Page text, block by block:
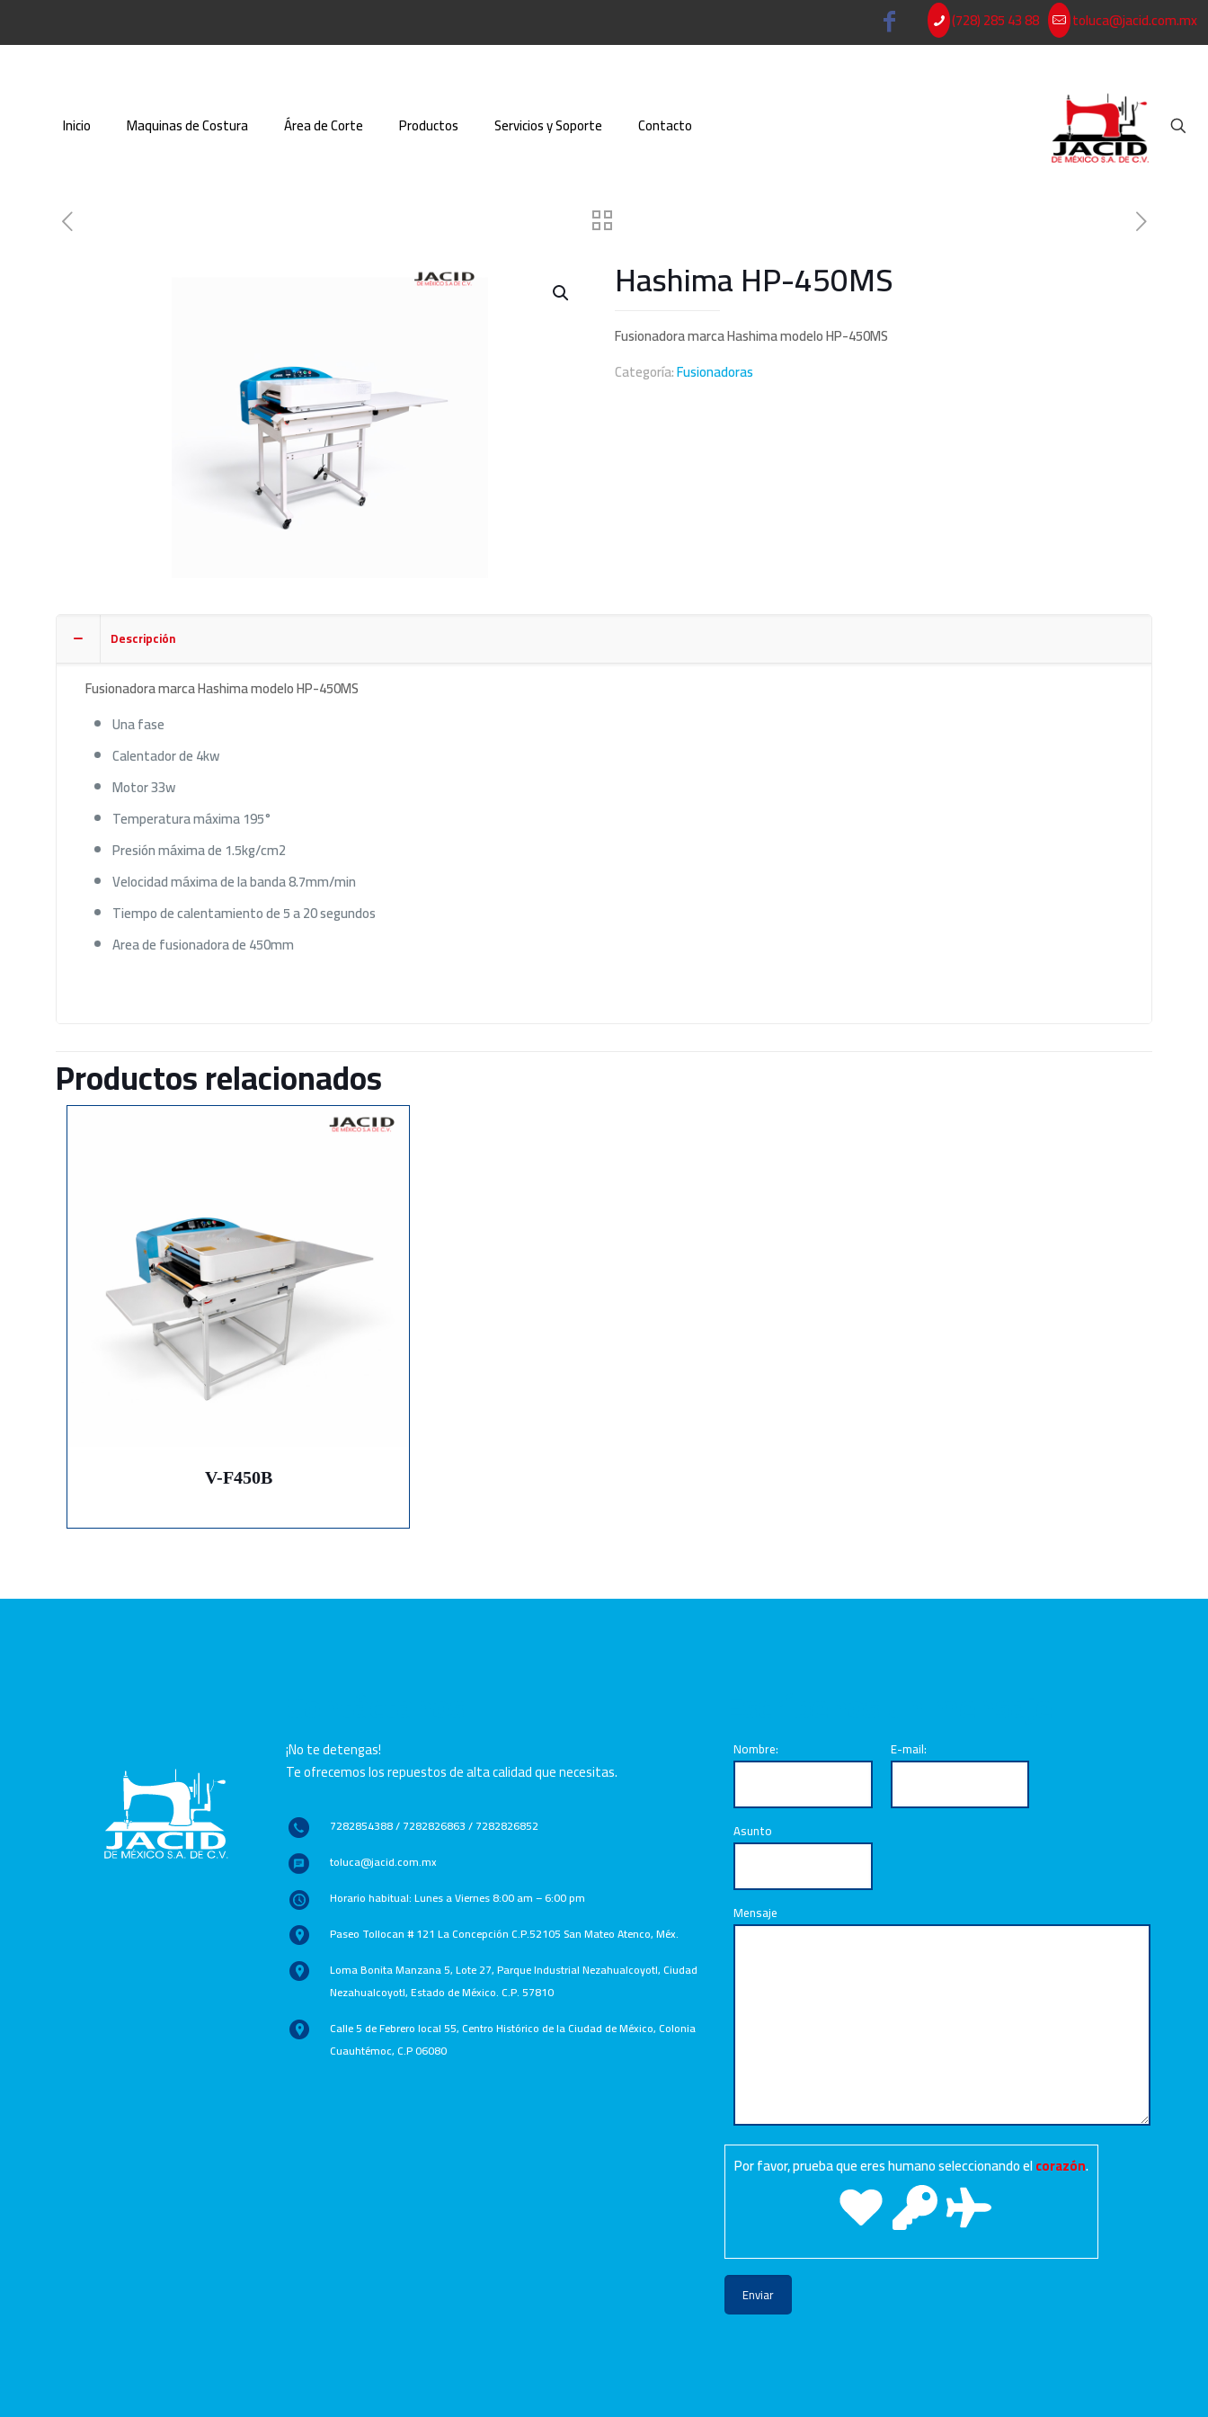
(728) 285 43 88 toluca@jacid.com.mx
Inicio Maquinas de Costura Área de Corte Productos Servicios y Soporte Contacto
Hashima HP-450MS
Fusionadora marca Hashima modelo HP-450MS
Categoría:Fusionadoras
Descripción
Fusionadora marca Hashima modelo HP-450MS
Una fase
Calentador de 4kw
Motor 33w
Temperatura máxima 195°
Presión máxima de 1.5kg/cm2
Velocidad máxima de la banda 8.7mm/min
Tiempo de calentamiento de 5 a 20 segundos
Area de fusionadora de 450mm
Productos relacionados
V-F450B
¡No te detengas!
Te ofrecemos los repuestos de alta calidad que necesitas.
7282854388 / 7282826863 / 7282826852
toluca@jacid.com.mx
Horario habitual: Lunes a Viernes 8:00 am – 6:00 pm
Paseo Tollocan # 121 La Concepción C.P.52105 San Mateo Atenco, Méx.
Loma Bonita Manzana 5, Lote 27, Parque Industrial Nezahualcoyotl, Ciudad
Nezahualcoyotl, Estado de México. C.P. 57810
Calle 5 de Febrero local 55, Centro Histórico de la Ciudad de México, Colonia
Cuauhtémoc, C.P 06080
Nombre: E-mail:
Asunto
Mensaje
Por favor, prueba que eres humano seleccionando elcorazón.